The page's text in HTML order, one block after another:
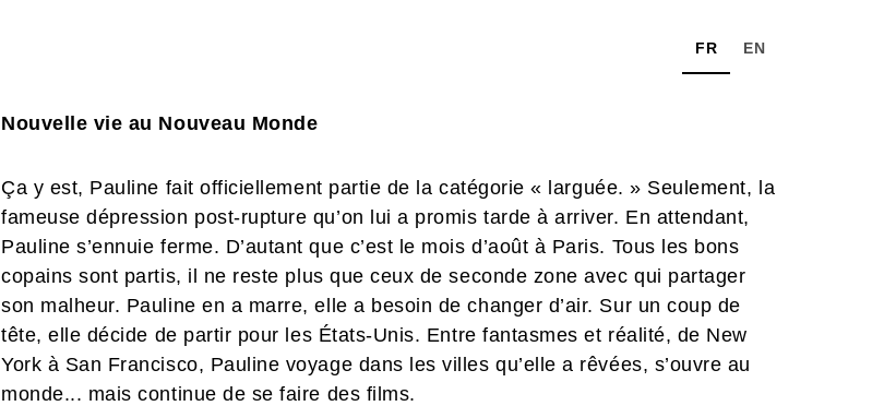
FR EN
Nouvelle vie au Nouveau Monde
Ça y est, Pauline fait officiellement partie de la catégorie « larguée. » Seulement, la
fameuse dépression post-rupture qu’on lui a promis tarde à arriver. En attendant,
Pauline s’ennuie ferme. D’autant que c’est le mois d’août à Paris. Tous les bons
copains sont partis, il ne reste plus que ceux de seconde zone avec qui partager
son malheur. Pauline en a marre, elle a besoin de changer d’air. Sur un coup de
tête, elle décide de partir pour les États-Unis. Entre fantasmes et réalité, de New
York à San Francisco, Pauline voyage dans les villes qu’elle a rêvées, s’ouvre au
monde... mais continue de se faire des films.